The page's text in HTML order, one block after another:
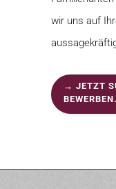
wir uns auf
→ JETZT